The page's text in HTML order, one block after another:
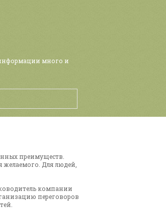
много и
преимуществ.
Для людей,
компании
переговоров